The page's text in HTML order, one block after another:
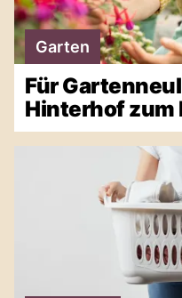
Garten
Für
Hinterhof zum